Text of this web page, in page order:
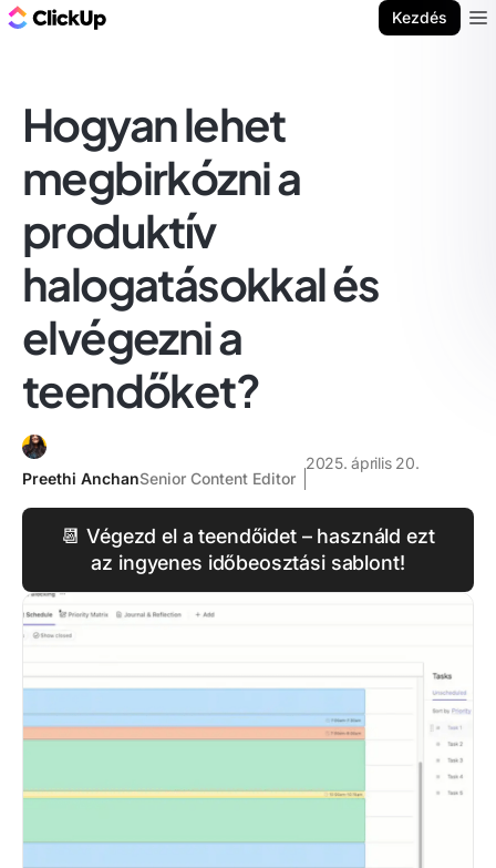
Kezdés
Hogyan lehet
megbirkózni a
produktív
halogatásokkal és
elvégezni a
teendőket?
Preethi AnchanSenior Content Editor
2025. április 20.
📆 Végezd el a teendőidet – használd ezt
az ingyenes időbeosztási sablont!